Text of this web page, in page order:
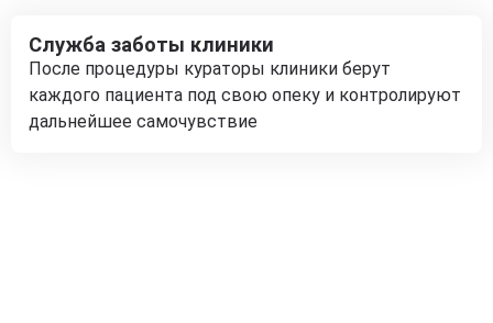
Служба заботы клиники
После процедуры кураторы клиники берут
каждого пациента под свою опеку и контролируют
дальнейшее самочувствие